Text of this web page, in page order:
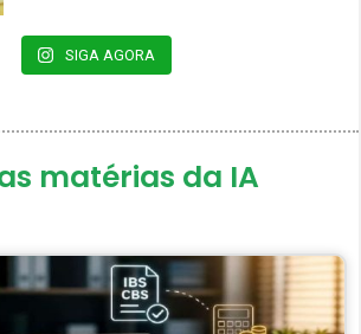
SIGA AGORA
matérias da IA